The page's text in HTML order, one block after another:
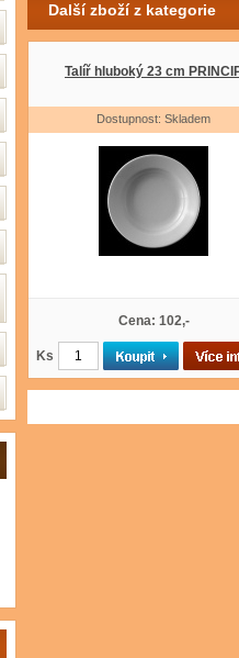
Další zboží z kategorie
Talíř hluboký 23 cm
Dostupnost: Skladem
Cena: 102,-
Ks